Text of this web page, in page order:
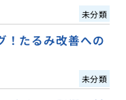
未分類
！たるみ改善への
未分類